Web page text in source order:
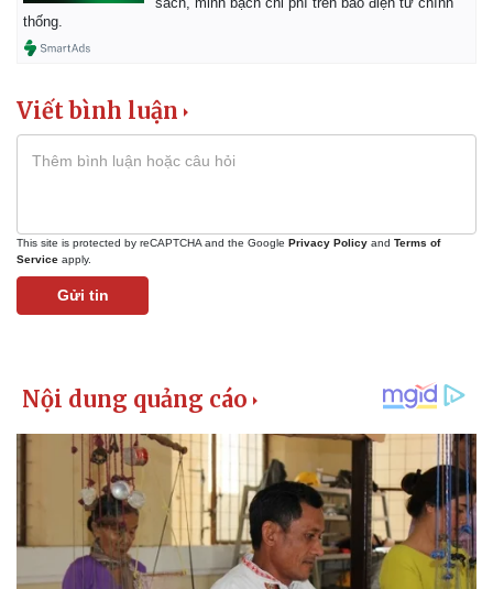
thống.
Viết bình luận
This site is protected by reCAPTCHA and the Google Privacy Policy and Terms of
Service apply.
Gửi tin